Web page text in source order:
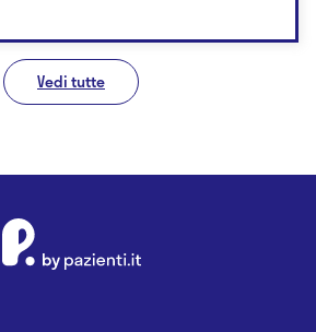
Vedi tutte